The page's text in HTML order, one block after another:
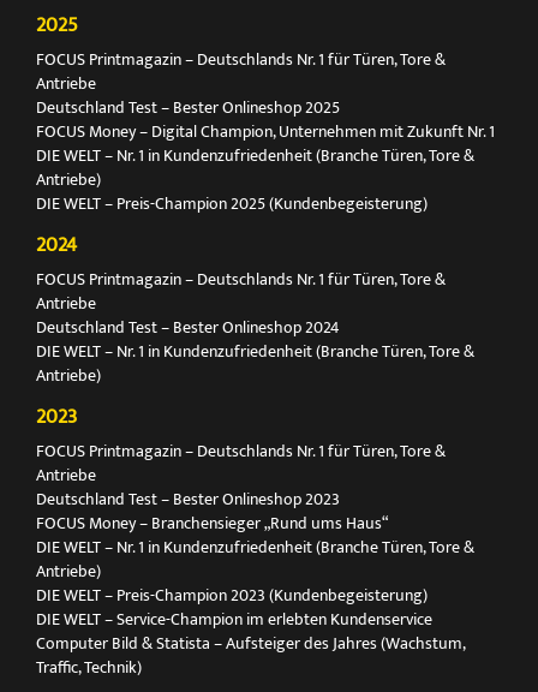
2025
FOCUS Printmagazin – Deutschlands Nr. 1 für Türen, Tore &
Antriebe
Deutschland Test – Bester Onlineshop 2025
FOCUS Money – Digital Champion, Unternehmen mit Zukunft Nr. 1
DIE WELT – Nr. 1 in Kundenzufriedenheit (Branche Türen, Tore &
Antriebe)
DIE WELT – Preis-Champion 2025 (Kundenbegeisterung)
2024
FOCUS Printmagazin – Deutschlands Nr. 1 für Türen, Tore &
Antriebe
Deutschland Test – Bester Onlineshop 2024
DIE WELT – Nr. 1 in Kundenzufriedenheit (Branche Türen, Tore &
Antriebe)
2023
FOCUS Printmagazin – Deutschlands Nr. 1 für Türen, Tore &
Antriebe
Deutschland Test – Bester Onlineshop 2023
FOCUS Money – Branchensieger „Rund ums Haus“
DIE WELT – Nr. 1 in Kundenzufriedenheit (Branche Türen, Tore &
Antriebe)
DIE WELT – Preis-Champion 2023 (Kundenbegeisterung)
DIE WELT – Service-Champion im erlebten Kundenservice
Computer Bild & Statista – Aufsteiger des Jahres (Wachstum,
Traffic, Technik)